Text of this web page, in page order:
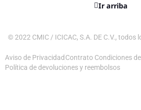
Ir arriba
© 2022 CMIC / ICICAC, S.A. DE C.V., todos
Aviso de Privacidad Contrato Condiciones
Política de devoluciones y reembolsos